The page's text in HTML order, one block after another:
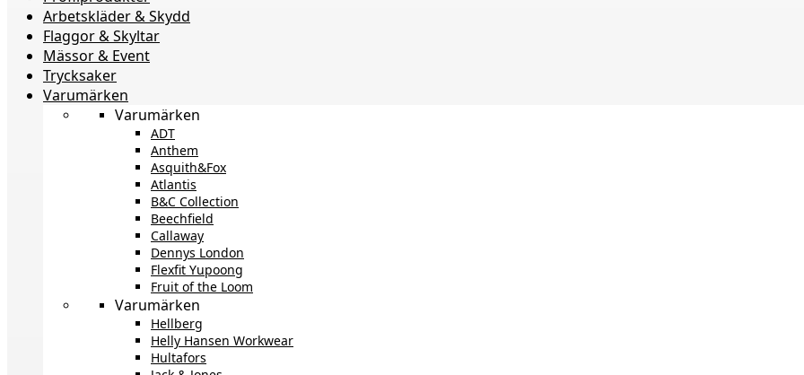
Arbetskläder & Skydd
Flaggor & Skyltar
Mässor & Event
Trycksaker
Varumärken
Varumärken
ADT
Anthem
Asquith&Fox
Atlantis
B&C Collection
Beechfield
Callaway
Dennys London
Flexfit Yupoong
Fruit of the Loom
Varumärken
Hellberg
Helly Hansen Workwear
Hultafors